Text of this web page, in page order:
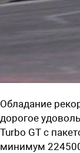
Обладание
дорогое
Turbo GT с
минимум